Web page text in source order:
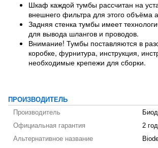
Шкаф каждой тумбы рассчитан на
внешнего фильтра для этого объёма
Задняя стенка тумбы имеет
для вывода шлангов и проводов.
Внимание! Тумбы поставляются в
коробке, фурнитура, инструкция,
необходимые крепежи для сборки.
ПРОИЗВОДИТЕЛЬ
Производитель
Официальная гарантия
2
Альтернативное название